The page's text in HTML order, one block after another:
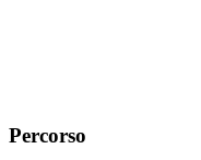
Percorso